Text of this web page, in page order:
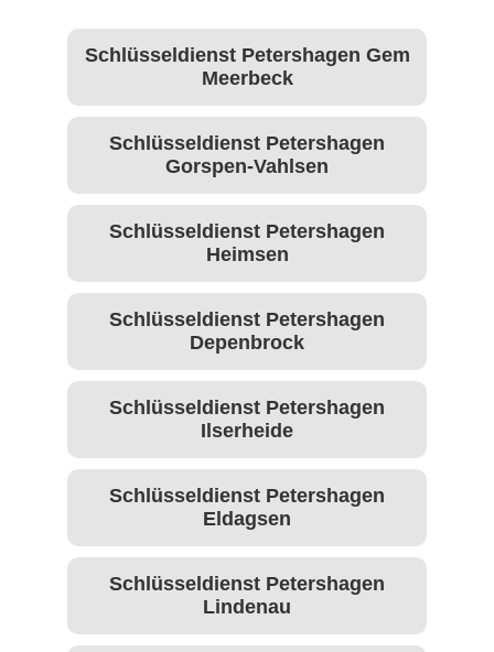
Schlüsseldienst Petershagen Gem
Meerbeck
Schlüsseldienst Petershagen
Gorspen-Vahlsen
Schlüsseldienst Petershagen
Heimsen
Schlüsseldienst Petershagen
Depenbrock
Schlüsseldienst Petershagen
Ilserheide
Schlüsseldienst Petershagen
Eldagsen
Schlüsseldienst Petershagen
Lindenau